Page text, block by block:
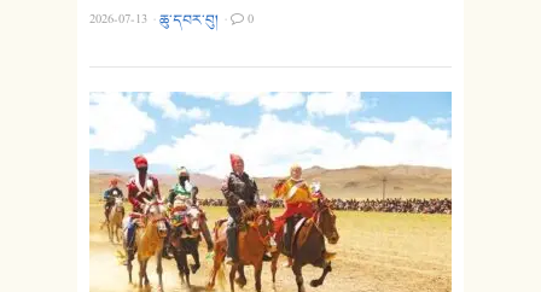
2026-07-13 ·ཆུ་དབར་བུ། · 0